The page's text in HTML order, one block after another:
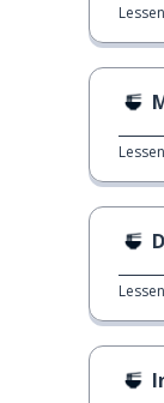
Lessen
Lessen
Lessen